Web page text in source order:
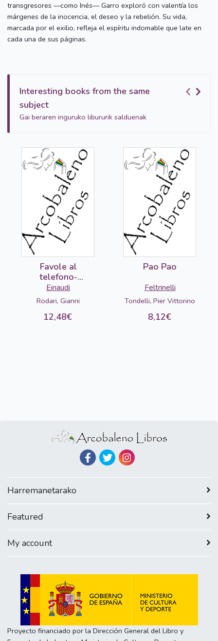
transgresores —como Inés— Garro exploró con valentía los
márgenes de la inocencia, el deseo y la rebelión. Su vida,
marcada por el exilio, refleja el espíritu indomable que late en
cada una de sus páginas.
Interesting books from the same
subject
Gai beraren inguruko libururik salduenak
Favole al
telefono-
DETERIORADO
Einaudi
Rodari, Gianni
12,48€
Pao Pao
Feltrinelli
Tondelli, Pier Vittorino
8,12€
Harremanetarako
Featured
My account
Proyecto financiado por la Dirección General del Libro y